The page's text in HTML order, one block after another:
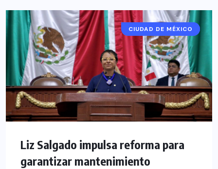
CDMX
CIUDAD DE MÉXICO
Liz Salgado impulsa reforma para
garantizar mantenimiento